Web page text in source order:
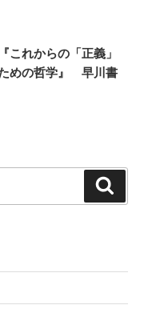
れからの「正義」
めの哲学』 早川書